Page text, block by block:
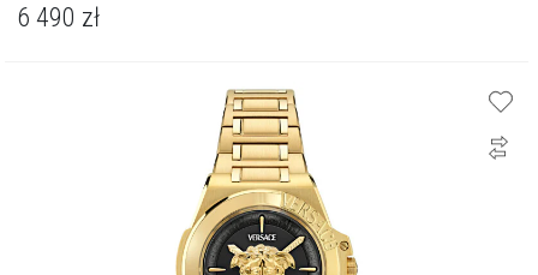
6 490 zł